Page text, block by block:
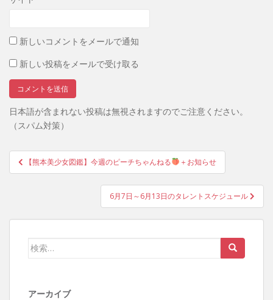
新しいコメントをメールで通知
新しい投稿をメールで受け取る
日本語が含まれない投稿は無視されますのでご注意ください。
（スパム対策）
投
稿
ゲ
【熊本美少女図鑑】今週のピーチちゃんねる ＋お知らせ
6月7日～6月13日のタレントスケジュール
検
アーカイブ